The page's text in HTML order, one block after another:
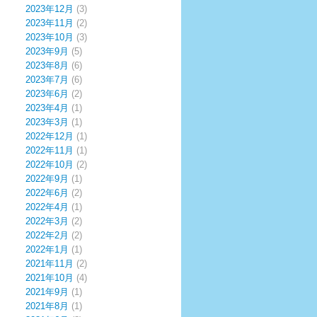
2023年12月 (3)
2023年11月 (2)
2023年10月 (3)
2023年9月 (5)
2023年8月 (6)
2023年7月 (6)
2023年6月 (2)
2023年4月 (1)
2023年3月 (1)
2022年12月 (1)
2022年11月 (1)
2022年10月 (2)
2022年9月 (1)
2022年6月 (2)
2022年4月 (1)
2022年3月 (2)
2022年2月 (2)
2022年1月 (1)
2021年11月 (2)
2021年10月 (4)
2021年9月 (1)
2021年8月 (1)